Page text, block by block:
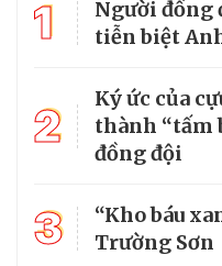
1
Người đồng
tiễn biệt
2
Ký ức của
thành “tấm
đồng đội
3
“Kho báu
Trường Sơn